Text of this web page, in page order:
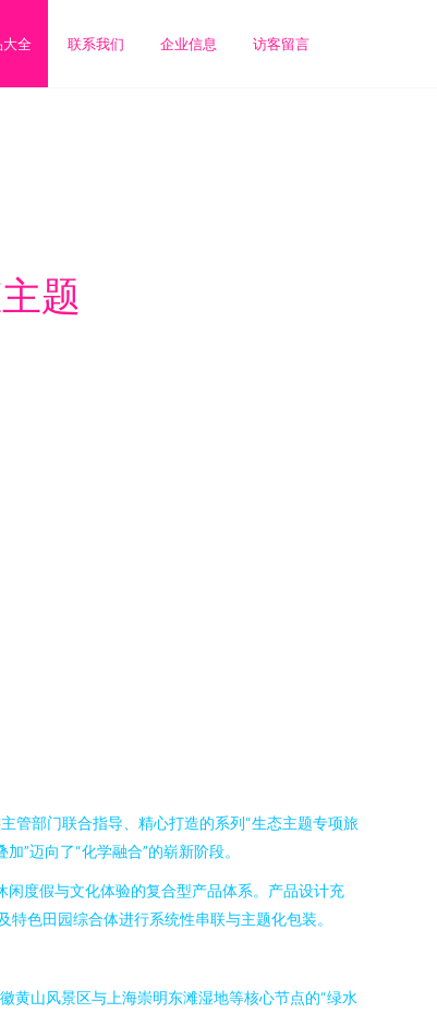
大全 联系我们 企业信息 访客留言
题
管部门联合指导、精心打造的系列“生态主题专项旅
”迈向了“化学融合”的崭新阶段。
度假与文化体验的复合型产品体系。产品设计充
色田园综合体进行系统性串联与主题化包装。
黄山风景区与上海崇明东滩湿地等核心节点的“绿水